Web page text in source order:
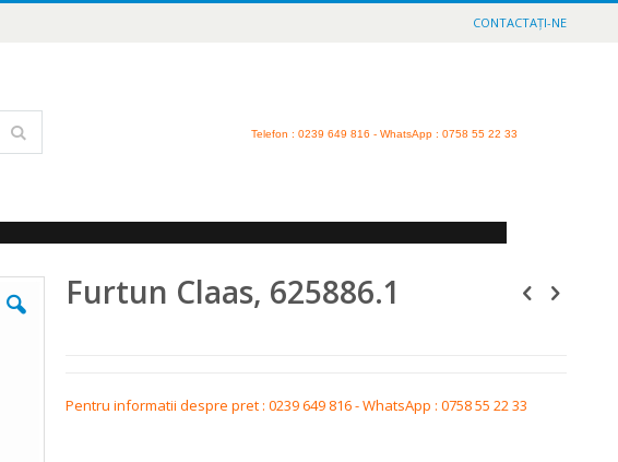
CONTACTAȚI-NE
Telefon : 0239 649 816 - WhatsApp : 0758 55 22 33
Furtun Claas, 625886.1
Pentru informatii despre pret : 0239 649 816 - WhatsApp : 0758 55 22 33